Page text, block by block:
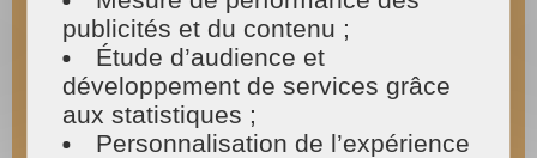
intervenants sont formés auxtechniques de
nettoyage par catalyse ou pyrolyse
Pour les fours micro-ondes, l’astuce du bol d’eau
chaude avec unemicrofibre d’essuyage
éliminera toutes les taches de gras.
publicités et du contenu ;
Étude d’audience et
développement de services grâce
aux statistiques ;
Personnalisation de l’expérience